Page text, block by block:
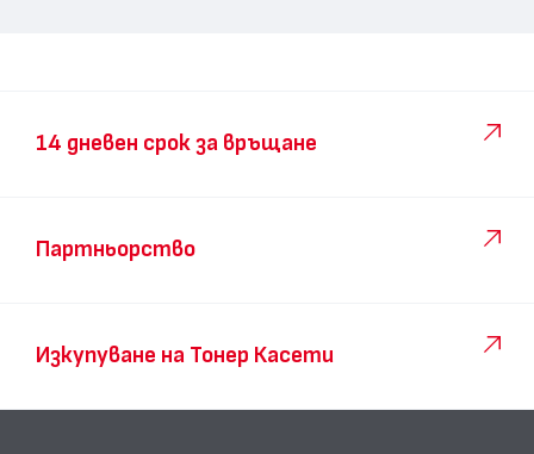
14 дневен срок за връщане
Партньорство
Изкупуване на Тонер Касети